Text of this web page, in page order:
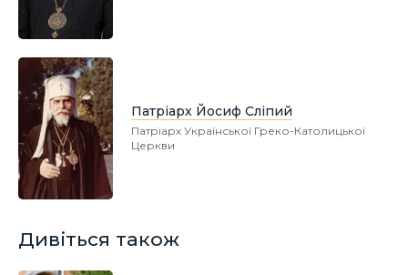
Патріарх Йосиф Сліпий
Патріарх Української Греко-Католицької
Церкви
Дивіться також